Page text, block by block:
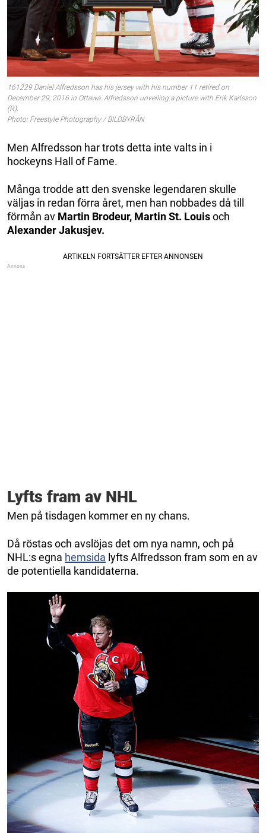
161229 Daniel Alfredsson has his jersey with his number 11 retired on
December 29, 2016 in Ottawa. Alfredsson unveiling a picture with Erik Karlsson
(R).
Photo: Freestyle Photography / BILDBYRÅN
Men Alfredsson har trots detta inte valts in i
hockeyns Hall of Fame.
Många trodde att den svenske legendaren skulle
väljas in redan förra året, men han nobbades då till
förmån av Martin Brodeur, Martin St. Louisoch
Alexander Jakusjev.
Lyfts fram av NHL
Men på tisdagen kommer en ny chans.
Då röstas och avslöjas det om nya namn, och på
NHL:s egna hemsida lyfts Alfredsson fram som en av
de potentiella kandidaterna.